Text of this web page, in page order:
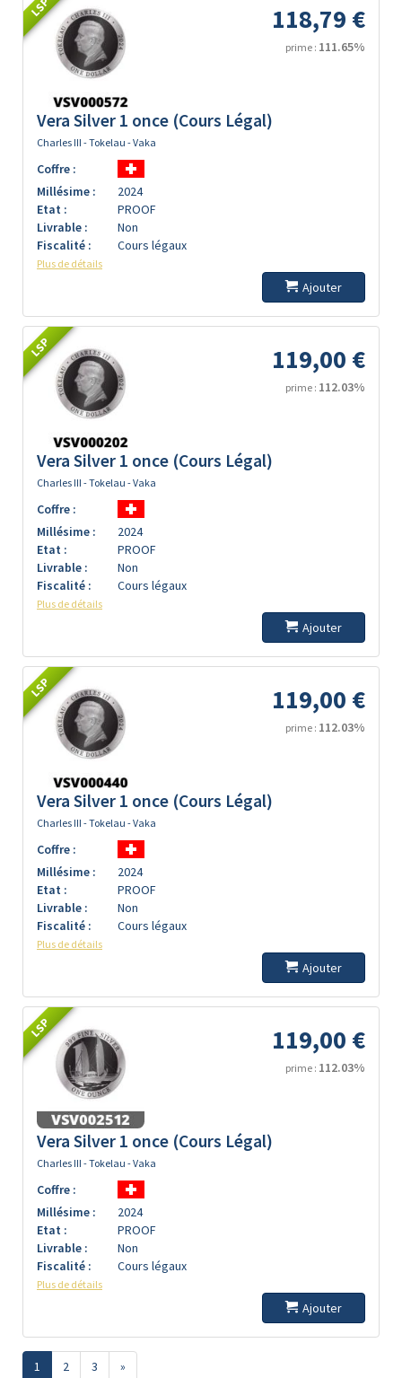
LSP 118,79 €
prime : 111.65%
Vera Silver 1 once (Cours Légal)
Charles III - Tokelau - Vaka
Coffre :
Millésime :
2024
Etat :
PROOF
Livrable :
Non
Fiscalité :
Cours légaux
Plus de détails
Ajouter
LSP 119,00 €
prime : 112.03%
Vera Silver 1 once (Cours Légal)
Charles III - Tokelau - Vaka
Coffre :
Millésime :
2024
Etat :
PROOF
Livrable :
Non
Fiscalité :
Cours légaux
Plus de détails
Ajouter
LSP 119,00 €
prime : 112.03%
Vera Silver 1 once (Cours Légal)
Charles III - Tokelau - Vaka
Coffre :
Millésime :
2024
Etat :
PROOF
Livrable :
Non
Fiscalité :
Cours légaux
Plus de détails
Ajouter
LSP 119,00 €
prime : 112.03%
Vera Silver 1 once (Cours Légal)
Charles III - Tokelau - Vaka
Coffre :
Millésime :
2024
Etat :
PROOF
Livrable :
Non
Fiscalité :
Cours légaux
Plus de détails
Ajouter
1 2 3 »